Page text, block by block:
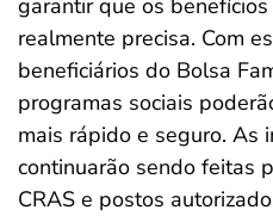
garantir que os
realmente precisa. Com
beneficiários do Bolsa
programas sociais
mais rápido e seguro. As
continuarão sendo feitas
CRAS e postos